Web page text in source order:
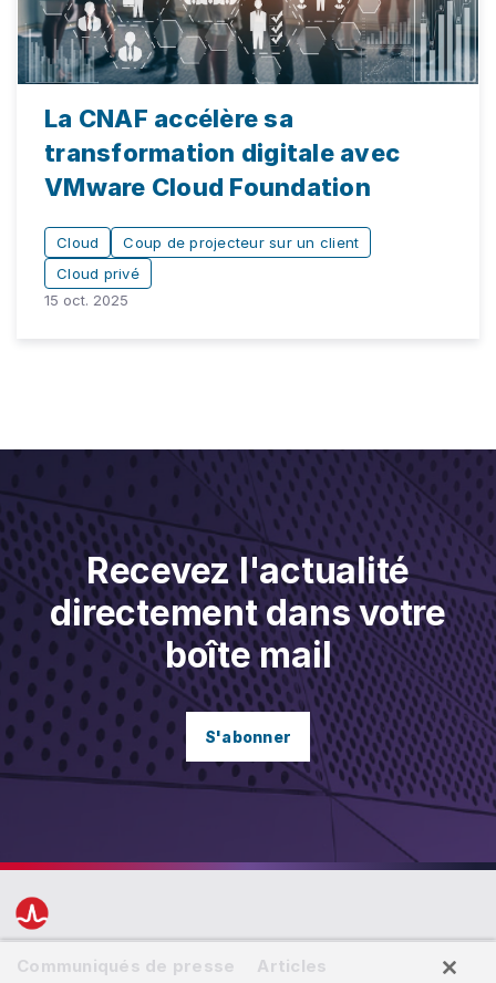
La CNAF accélère sa
transformation digitale avec
VMware Cloud Foundation
Cloud
Coup de projecteur sur un client
Cloud privé
15 oct. 2025
Recevez l'actualité
directement dans votre
boîte mail
S'abonner
Communiqués de presse Articles